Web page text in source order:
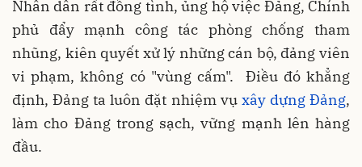
Nhân dân rất đồng tình, ủng hộ việc Đảng, Chính
phủ đẩy mạnh công tác phòng chống tham
nhũng, kiên quyết xử lý những cán bộ, đảng viên
vi phạm, không có "vùng cấm". Điều đó khẳng
định, Đảng ta luôn đặt nhiệm vụ xây dựng Đảng,
làm cho Đảng trong sạch, vững mạnh lên hàng
đầu.